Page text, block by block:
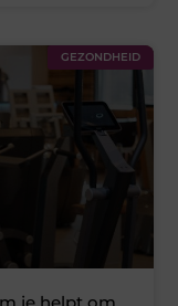
GEZONDHEID